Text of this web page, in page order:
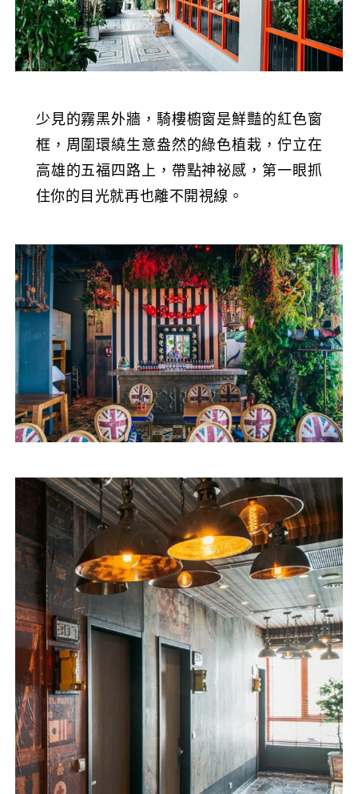
少見的霧黑外牆，騎樓櫥窗是鮮豔的紅色窗
框，周圍環繞生意盎然的綠色植栽，佇立在
高雄的五福四路上，帶點神祕感，第一眼抓
住你的目光就再也離不開視線。